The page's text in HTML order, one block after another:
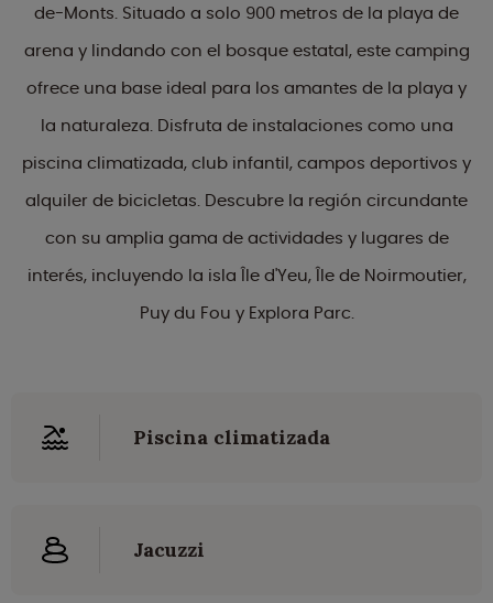
de-Monts. Situado a solo 900 metros de la playa de
arena y lindando con el bosque estatal, este camping
ofrece una base ideal para los amantes de la playa y
la naturaleza. Disfruta de instalaciones como una
piscina climatizada, club infantil, campos deportivos y
alquiler de bicicletas. Descubre la región circundante
con su amplia gama de actividades y lugares de
interés, incluyendo la isla Île d'Yeu, Île de Noirmoutier,
Puy du Fou y Explora Parc.
Piscina climatizada
Jacuzzi